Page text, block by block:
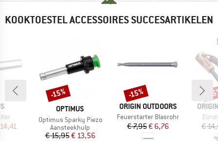
KOOKTOESTEL ACCESSOIRES SUCCESARTIKELEN
prijs
MERK
OPTIMUS
Artikel
Optimus Sparky Piezo
Productgroep
Aansteekhulp
Prijs
€ 15,95Verlaagde prijs
€ 13,56
Korting
-15%
MERK
ORIGIN OUTDOORS
Artikel
Feuerstarter Blasrohr
Prijs
€ 7,95Verlaagde prijs
€ 6,76
Korting
-15%
MERK
€
-